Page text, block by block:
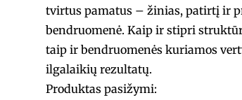
tvirtus pamatus – žinias, patirtį ir
bendruomenė. Kaip ir stipri
taip ir bendruomenės kuriamos
ilgalaikių rezultatų.
Produktas pasižymi: